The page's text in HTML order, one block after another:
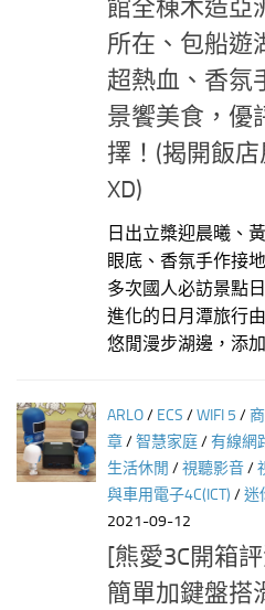
館全棟木造亞
所在、包船遊
超熱血、香氛
景饗美食，優
擇！(揭開飯
XD)
日出立槳迎晨曦、
眼底、香氛手作接
多次國人必訪景點
進化的日月潭旅行
悠閒漫步湖邊，添
ARLO/ ECS /WIFI 5 /
章/智慧家庭/有線網
生活休閒 /視聽影音/
與車用電子4C(ICT) /迷
2021-09-12
[熊愛3C開箱
簡單加鍵盤搭